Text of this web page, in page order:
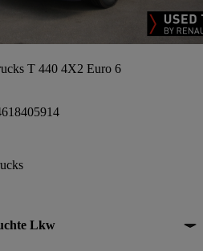
T 440 4X2 Euro 6
Lkw